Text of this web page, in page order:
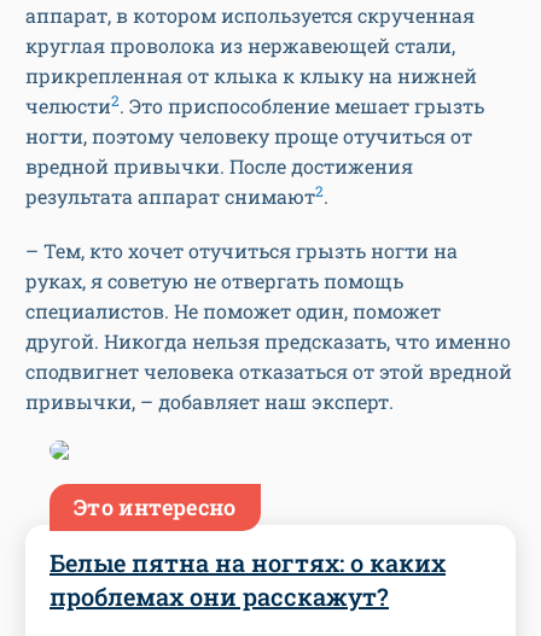
аппарат, в котором используется скрученная
круглая проволока из нержавеющей стали,
прикрепленная от клыка к клыку на нижней
челюсти2. Это приспособление мешает грызть
ногти, поэтому человеку проще отучиться от
вредной привычки. После достижения
результата аппарат снимают2.
– Тем, кто хочет отучиться грызть ногти на
руках, я советую не отвергать помощь
специалистов. Не поможет один, поможет
другой. Никогда нельзя предсказать, что именно
сподвигнет человека отказаться от этой вредной
привычки, – добавляет наш эксперт.
Это интересно
Белые пятна на ногтях: о каких
проблемах они расскажут?